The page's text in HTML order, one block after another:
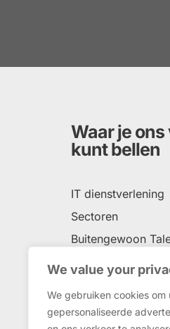
We value your
We gebruiken cookies
gepersonaliseerde
Waar je ons
kunt bellen
IT dienstverlening
Sectoren
Buitengewoon
Social Return